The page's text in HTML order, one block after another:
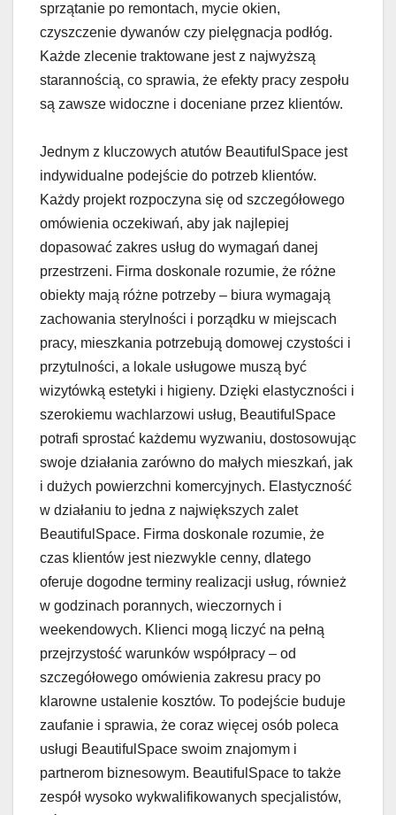
sprzątanie po remontach, mycie okien,
czyszczenie dywanów czy pielęgnacja podłóg.
Każde zlecenie traktowane jest z najwyższą
starannością, co sprawia, że efekty pracy zespołu
są zawsze widoczne i doceniane przez klientów.
Jednym z kluczowych atutów BeautifulSpace jest
indywidualne podejście do potrzeb klientów.
Każdy projekt rozpoczyna się od szczegółowego
omówienia oczekiwań, aby jak najlepiej
dopasować zakres usług do wymagań danej
przestrzeni. Firma doskonale rozumie, że różne
obiekty mają różne potrzeby – biura wymagają
zachowania sterylności i porządku w miejscach
pracy, mieszkania potrzebują domowej czystości i
przytulności, a lokale usługowe muszą być
wizytówką estetyki i higieny. Dzięki elastyczności i
szerokiemu wachlarzowi usług, BeautifulSpace
potrafi sprostać każdemu wyzwaniu, dostosowując
swoje działania zarówno do małych mieszkań, jak
i dużych powierzchni komercyjnych. Elastyczność
w działaniu to jedna z największych zalet
BeautifulSpace. Firma doskonale rozumie, że
czas klientów jest niezwykle cenny, dlatego
oferuje dogodne terminy realizacji usług, również
w godzinach porannych, wieczornych i
weekendowych. Klienci mogą liczyć na pełną
przejrzystość warunków współpracy – od
szczegółowego omówienia zakresu pracy po
klarowne ustalenie kosztów. To podejście buduje
zaufanie i sprawia, że coraz więcej osób poleca
usługi BeautifulSpace swoim znajomym i
partnerom biznesowym. BeautifulSpace to także
zespół wysoko wykwalifikowanych specjalistów,